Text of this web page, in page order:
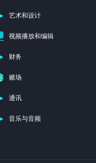
艺术和设计
视频播放和编辑
财务
赌场
通讯
音乐与音频